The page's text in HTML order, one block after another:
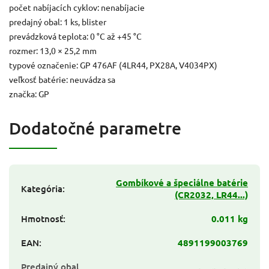
počet nabíjacích cyklov: nenabíjacie
predajný obal: 1 ks, blister
prevádzková teplota: 0 °C až +45 °C
rozmer: 13,0 × 25,2 mm
typové označenie: GP 476AF (4LR44, PX28A, V4034PX)
veľkosť batérie: neuvádza sa
značka: GP
Dodatočné parametre
Kategória:
Gombíkové a špeciálne batérie
(CR2032, LR44...)
Hmotnosť:
0.011 kg
EAN:
4891199003769
Predajný obal